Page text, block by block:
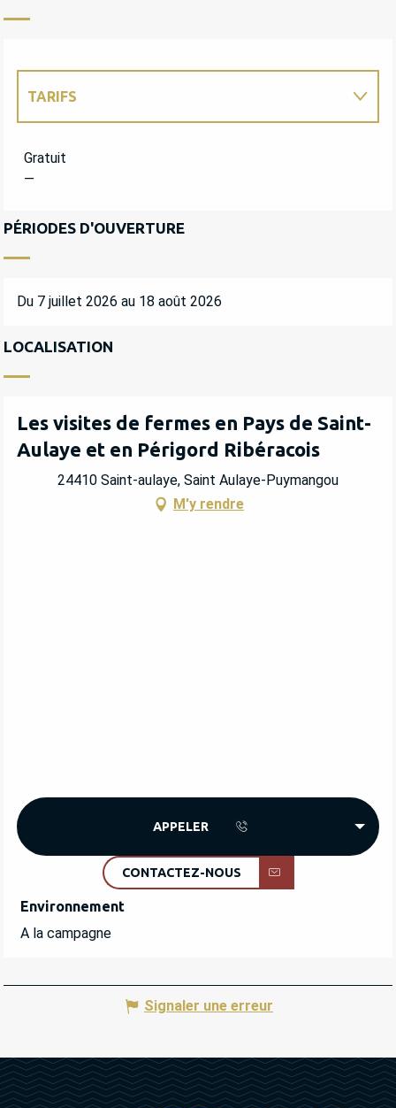
TARIFS
Gratuit
—
PÉRIODES D'OUVERTURE
Du 7 juillet 2026 au 18 août 2026
LOCALISATION
Les visites de fermes en Pays de Saint-
Aulaye et en Périgord Ribéracois
24410 Saint-aulaye, Saint Aulaye-Puymangou
M'y rendre
APPELER
CONTACTEZ-NOUS
Environnement
Environnement
A la campagne
Signaler une erreur